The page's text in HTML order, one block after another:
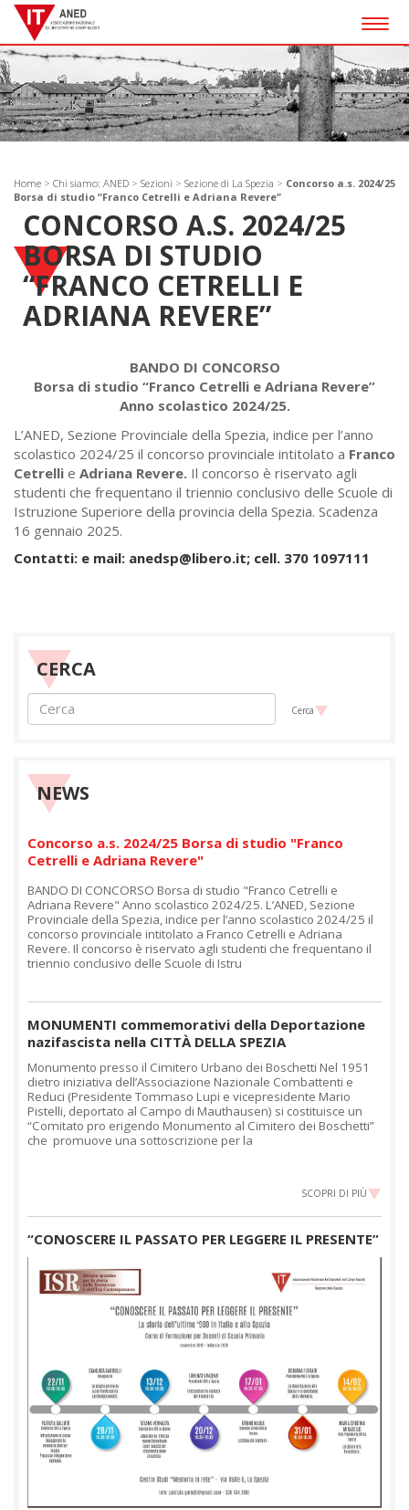
Home > Chi siamo: ANED > Sezioni > Sezione di La Spezia > Concorso a.s. 2024/25
Borsa di studio “Franco Cetrelli e Adriana Revere”
CONCORSO A.S. 2024/25
BORSA DI STUDIO
“FRANCO CETRELLI E
ADRIANA REVERE”
BANDO DI CONCORSO
Borsa di studio “Franco Cetrelli e Adriana Revere”
Anno scolastico 2024/25.
L’ANED, Sezione Provinciale della Spezia, indice per l’anno
scolastico 2024/25 il concorso provinciale intitolato a Franco
Cetrelli e Adriana Revere. Il concorso è riservato agli
studenti che frequentano il triennio conclusivo delle Scuole di
Istruzione Superiore della provincia della Spezia. Scadenza
16 gennaio 2025.
Contatti: e mail: anedsp@libero.it; cell. 370 1097111
CERCA
Cerca
NEWS
Concorso a.s. 2024/25 Borsa di studio "Franco
Cetrelli e Adriana Revere"
BANDO DI CONCORSO Borsa di studio "Franco Cetrelli e
Adriana Revere" Anno scolastico 2024/25. L’ANED, Sezione
Provinciale della Spezia, indice per l’anno scolastico 2024/25 il
concorso provinciale intitolato a Franco Cetrelli e Adriana
Revere. Il concorso è riservato agli studenti che frequentano il
triennio conclusivo delle Scuole di Istru
MONUMENTI commemorativi della Deportazione
nazifascista nella CITTÀ DELLA SPEZIA
Monumento presso il Cimitero Urbano dei Boschetti Nel 1951
dietro iniziativa dell’Associazione Nazionale Combattenti e
Reduci (Presidente Tommaso Lupi e vicepresidente Mario
Pistelli, deportato al Campo di Mauthausen) si costituisce un
“Comitato pro erigendo Monumento al Cimitero dei Boschetti”
che promuove una sottoscrizione per la
SCOPRI DI PIÙ
“CONOSCERE IL PASSATO PER LEGGERE IL PRESENTE”